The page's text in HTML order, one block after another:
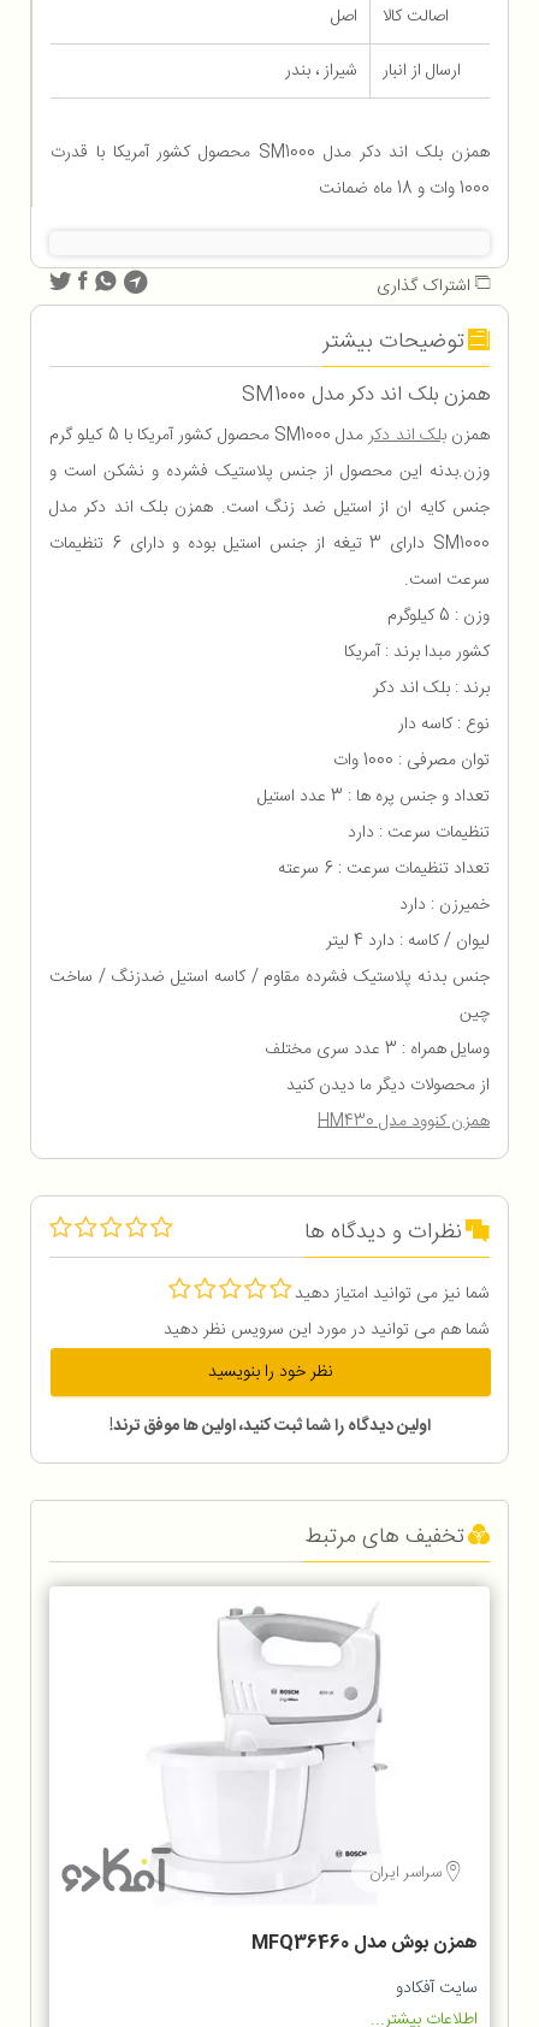
اصالت کالا
اصل
ارسال از انبار
شیراز ، بندر
همزن بلک اند دکر مدل SM1000 محصول کشور آمریکا با قدرت
1000 وات و 18 ماه ضمانت
اشتراک گذاری
توضیحات بیشتر
همزن بلک اند دکر مدل SM1000
همزنبلک اند دکر
مدل SM1000 محصول کشور آمریکا با 5 کیلو گرم
وزن.بدنه این محصول از جنس پلاستیک فشرده و نشکن است و
جنس کایه ان از استیل ضد زنگ است. همزن بلک اند دکر مدل
SM1000 دارای 3 تیغه از جنس استیل بوده و دارای 6 تنظیمات
سرعت است.
وزن : 5 کیلوگرم
کشور مبدا برند : آمریکا
برند : بلک اند دکر
نوع : کاسه دار
توان مصرفی : 1000 وات
تعداد و جنس پره ها : 3 عدد استیل
تنظیمات سرعت : دارد
تعداد تنظیمات سرعت : 6 سرعته
خمیرزن : دارد
لیوان / کاسه : دارد 4 لیتر
جنس بدنه پلاستیک فشرده مقاوم / کاسه استیل ضدزنگ / ساخت
چین
وسایل همراه : 3 عدد سری مختلف
از محصولات دیگر ما دیدن کنید
همزن کنوود مدل HM430
نظرات و دیدگاه ها
شما نیز می توانید امتیاز دهید
شما هم می توانید در مورد این سرویس نظر دهید
نظر خود را بنویسید
اولین دیدگاه را شما ثبت کنید، اولین ها موفق ترند!
تخفیف های مرتبط
سراسر ایران
همزن بوش مدل MFQ36460
سایت آفکادو
اطلاعات بیشتر...